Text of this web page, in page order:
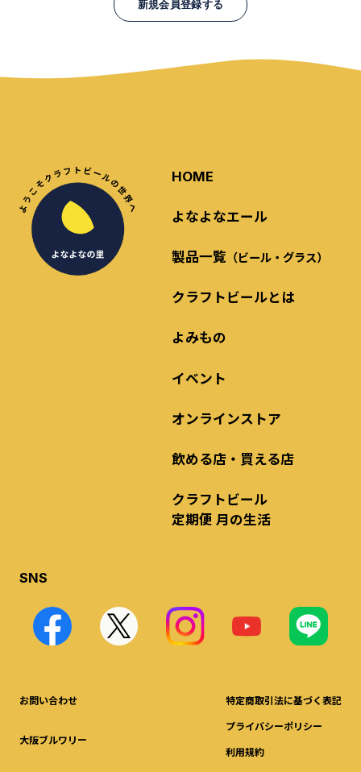
HOME
よなよなエール
製品一覧 （ビール・グラス）
クラフトビールとは
よみもの
イベント
オンラインストア
飲める店・買える店
クラフトビール
定期便 月の生活
SNS
お問い合わせ
大阪ブルワリー
特定商取引法に基づく表記
プライバシーポリシー
利用規約